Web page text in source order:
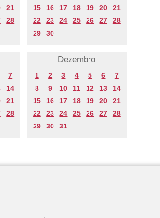
21
28
15
16 17 18 19 20
21
22
23 24 25 26 27
28
29
30
7
14
21
28
Dezembro
1 2 3 4 5 6
7
8
9 10 11 12 13
14
15
16 17 18 19 20
21
22
23 24 25 26 27
28
29
30 31